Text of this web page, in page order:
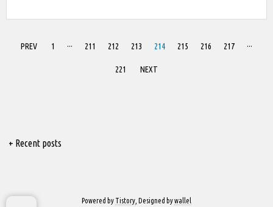
PREV 1 ··· 211 212 213 214 215 216 217 ···
221 NEXT
+ Recent posts
Powered by Tistory , Designed bywallel